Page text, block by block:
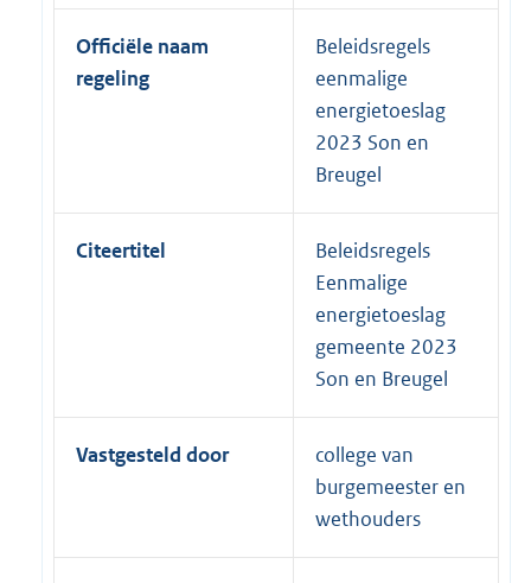
Officiële naam
regeling
Beleidsregels
eenmalige
energietoeslag
2023 Son en
Breugel
Citeertitel
Beleidsregels
Eenmalige
energietoeslag
gemeente 2023
Son en Breugel
Vastgesteld door
college van
burgemeester en
wethouders